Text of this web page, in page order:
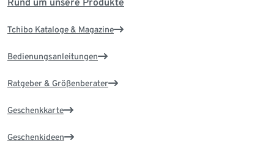
Rund um unsere Produkte
Tchibo Kataloge & Magazine
Bedienungsanleitungen
Ratgeber & Größenberater
Geschenkkarte
Geschenkideen